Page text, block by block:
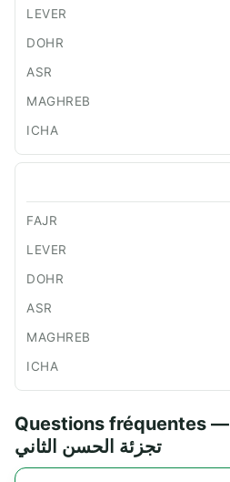
Questions fréquentes — مسجد الخليل -
تجزئة الحسن الثاني